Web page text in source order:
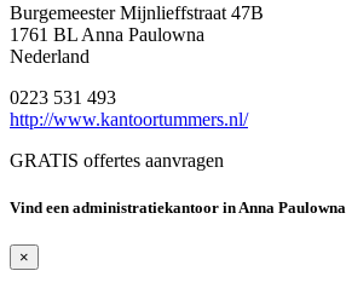
Burgemeester Mijnlieffstraat 47B
1761 BL Anna Paulowna
Nederland
0223 531 493
http://www.kantoortummers.nl/
GRATIS offertes aanvragen
Vind een administratiekantoor in Anna Paulowna
×